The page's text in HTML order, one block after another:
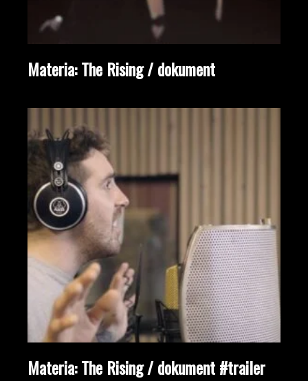
Materia: The Rising / dokument
Materia: The Rising / dokument #trailer